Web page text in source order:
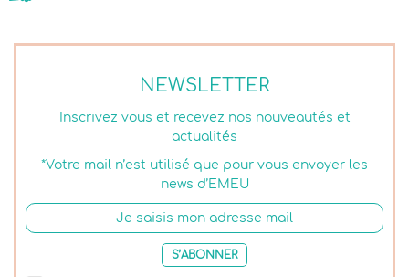
NEWSLETTER
Inscrivez vous et recevez nos nouveautés et
actualités
*Votre mail n’est utilisé que pour vous envoyer les
news d’EMEU
S’ABONNER